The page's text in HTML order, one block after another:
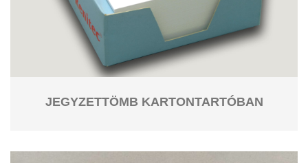
JEGYZETTÖMB KARTONTARTÓBAN